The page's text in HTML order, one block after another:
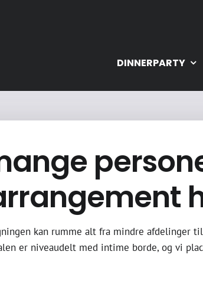
DINNERPARTY
kan rumme alt fra mindre afdelinger
er niveaudelt med intime borde, og vi